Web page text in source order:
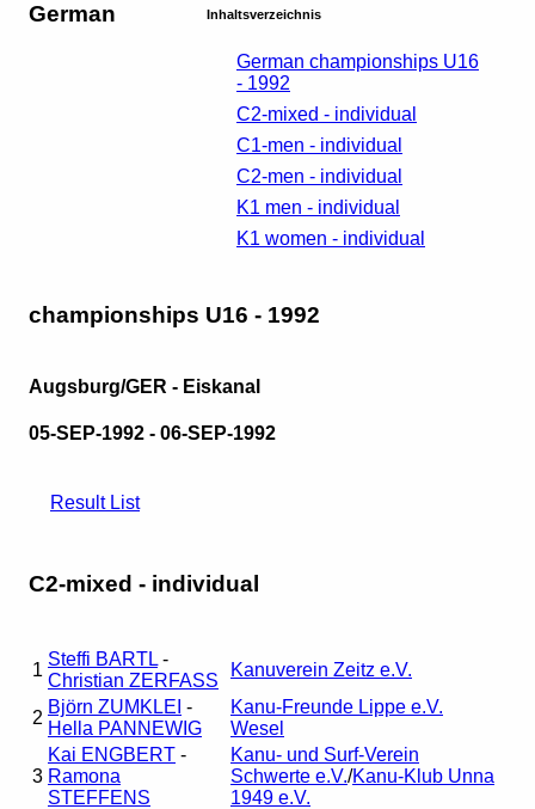
Inhaltsverzeichnis
German championships U16
- 1992
C2-mixed - individual
C1-men - individual
C2-men - individual
K1 men - individual
K1 women - individual
German
championships U16 - 1992
Augsburg/GER - Eiskanal
05-SEP-1992 - 06-SEP-1992
Result List
C2-mixed - individual
1
Steffi BARTL -
Christian ZERFASS
Kanuverein Zeitz e.V.
2
Björn ZUMKLEI -
Hella PANNEWIG
Kanu-Freunde Lippe e.V.
Wesel
3
Kai ENGBERT -
Ramona
STEFFENS
Kanu- und Surf-Verein
Schwerte e.V./Kanu-Klub Unna
1949 e.V.